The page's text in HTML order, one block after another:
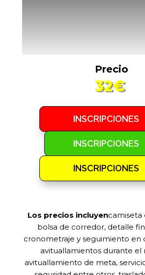
Precio
32€
INSCRIPCIONES
INSCRIPCIONES
INSCRIPCIONES
Los precios incluyencamiseta
bolsa de corredor, detalle
cronometraje y seguimiento en
avituallamientos durante el
avituallamiento de meta,